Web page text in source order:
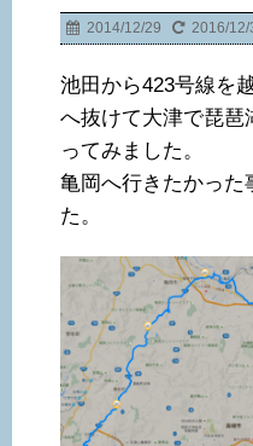
2014/12/29 2016/12/
池田から423号線を
へ抜けて大津で琵琶
ってみました。
亀岡へ行きたかった
た。